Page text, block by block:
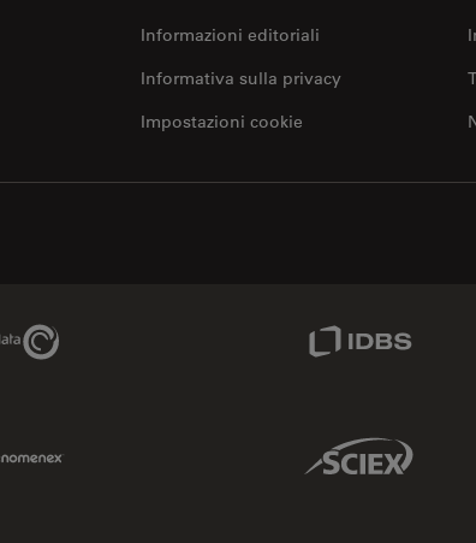
Informazioni editoriali
Informativa sulla privacy
Impostazioni cookie
Genedata Link
Sciex Link